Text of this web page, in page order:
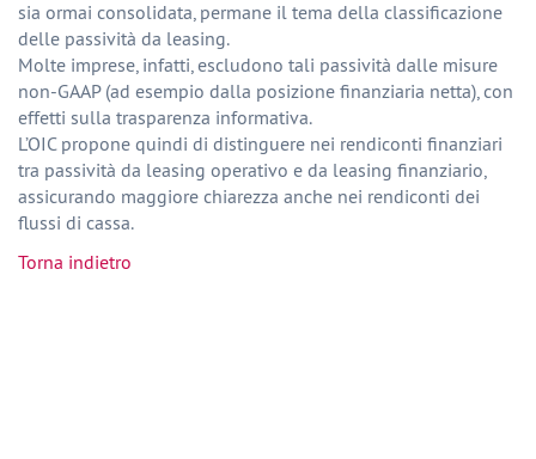
sia ormai consolidata, permane il tema della classificazione
delle passività da leasing.
Molte imprese, infatti, escludono tali passività dalle misure
non-GAAP (ad esempio dalla posizione finanziaria netta), con
effetti sulla trasparenza informativa.
L’OIC propone quindi di distinguere nei rendiconti finanziari
tra passività da leasing operativo e da leasing finanziario,
assicurando maggiore chiarezza anche nei rendiconti dei
flussi di cassa.
Torna indietro